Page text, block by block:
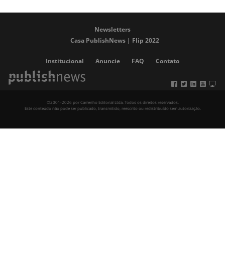
Newsletters
Casa PublishNews | Flip 2022
Institucional Anuncie FAQ Contato
©2001-2026 por Carrenho Editorial Ltda. Todos os direitos reservados.
Este conteúdo não pode ser publicado, transmitido, reescrito ou redistribuído sem autorização.